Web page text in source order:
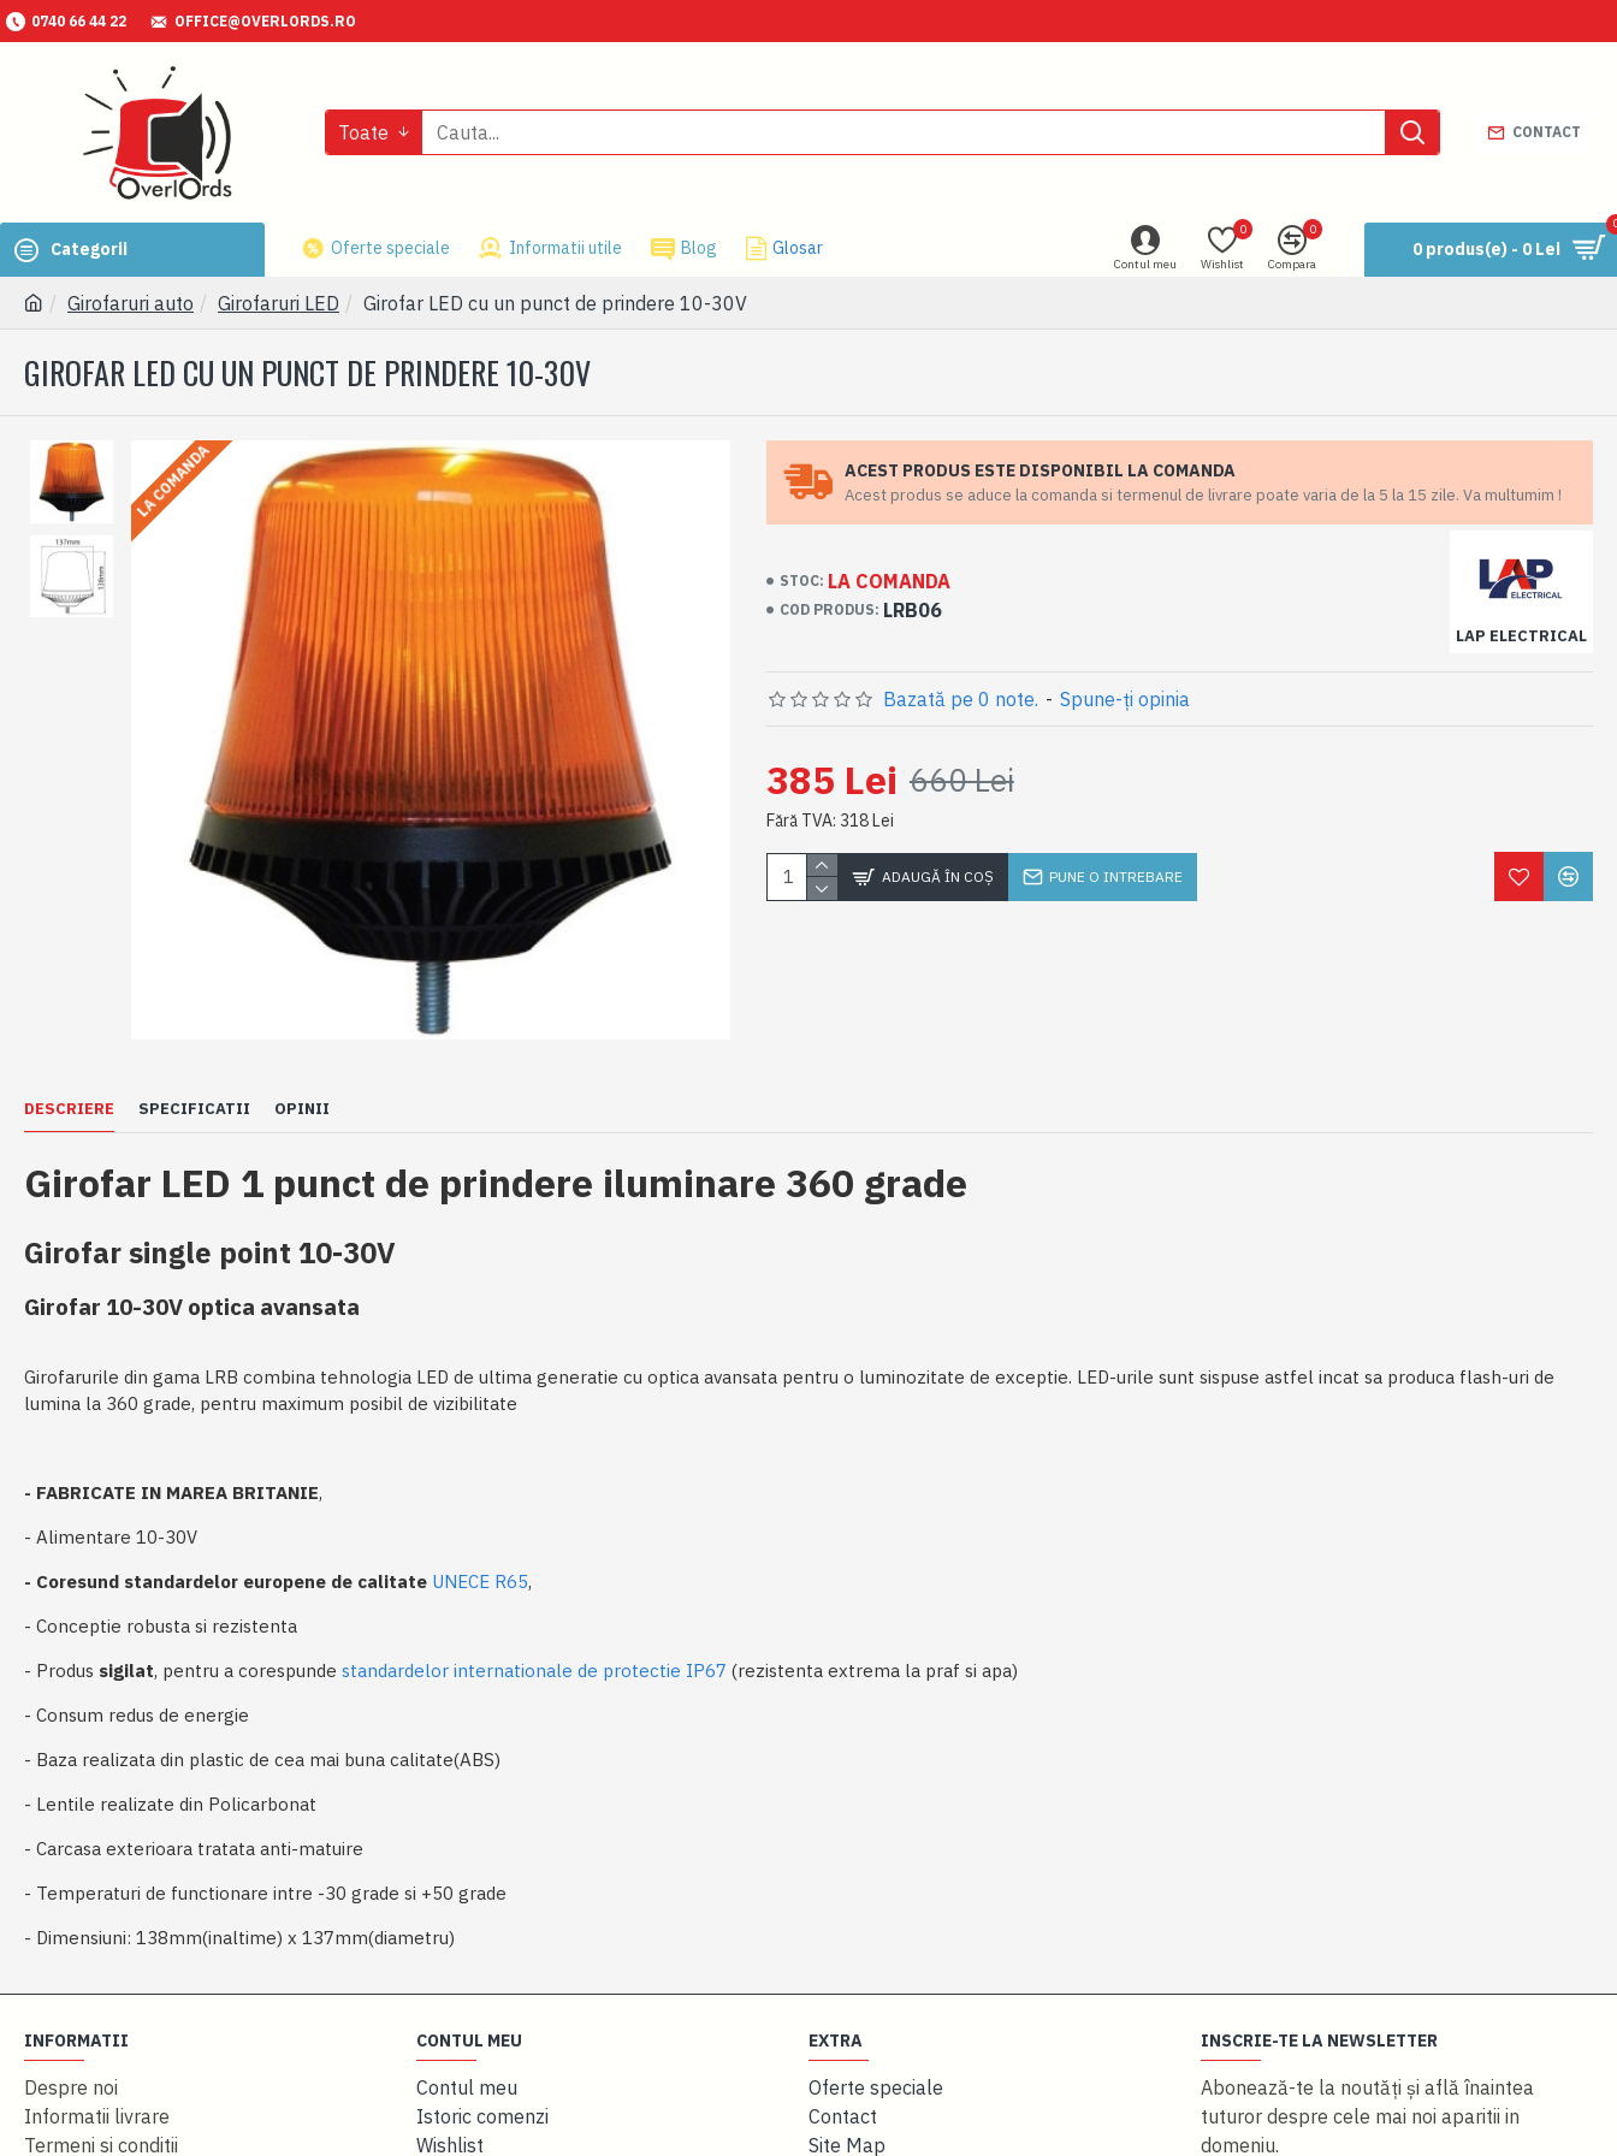
0740 66 44 22 OFFICE@OVERLORDS.RO
Toate CONTACT
Categorii Oferte speciale Informatii utile Blog Glosar
Contul meu Wishlist
0
Compara
0
0 produs(e) - 0 Lei
Girofaruri auto Girofaruri LED Girofar LED cu un punct de prindere 10-30V
GIROFAR LED CU UN PUNCT DE PRINDERE 10-30V
LA COMANDA ACEST PRODUS ESTE DISPONIBIL LA COMANDA
Acest produs se aduce la comanda si termenul de livrare poate varia de la 5 la 15 zile. Va multumim !
STOC: LA COMANDA
COD PRODUS: LRB06
LAP ELECTRICAL
Bazată pe 0 note. - Spune-ţi opinia
385 Lei 660 Lei
Fără TVA: 318 Lei
ADAUGĂ ÎN COŞ PUNE O INTREBARE
DESCRIERE SPECIFICATII OPINII
Girofar LED 1 punct de prindere iluminare 360 grade
Girofar single point 10-30V
Girofar 10-30V optica avansata
Girofarurile din gama LRB combina tehnologia LED de ultima generatie cu optica avansata pentru o luminozitate de exceptie. LED-urile sunt sispuse astfel incat sa produca flash-uri de
lumina la 360 grade, pentru maximum posibil de vizibilitate
- FABRICATE IN MAREA BRITANIE,
- Alimentare 10-30V
- Coresund standardelor europene de calitate UNECE R65,
- Conceptie robusta si rezistenta
- Produs sigilat, pentru a corespunde standardelor internationale de protectie IP67 (rezistenta extrema la praf si apa)
- Consum redus de energie
- Baza realizata din plastic de cea mai buna calitate(ABS)
- Lentile realizate din Policarbonat
- Carcasa exterioara tratata anti-matuire
- Temperaturi de functionare intre -30 grade si +50 grade
- Dimensiuni: 138mm(inaltime) x 137mm(diametru)
INFORMATII
Despre noi
Informatii livrare
Termeni si conditii
CONTUL MEU
Contul meu
Istoric comenzi
Wishlist
EXTRA
Oferte speciale
Contact
Site Map
INSCRIE-TE LA NEWSLETTER
Abonează-te la noutăţi și află înaintea
tuturor despre cele mai noi aparitii in
domeniu.